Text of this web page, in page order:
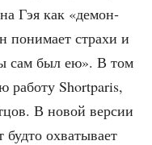
Гэя как «демон­
пони­ма­ет стра­хи и
сам был ею». В том
рабо­ту Shortparis,
В новой вер­сии
буд­то охва­ты­ва­ет